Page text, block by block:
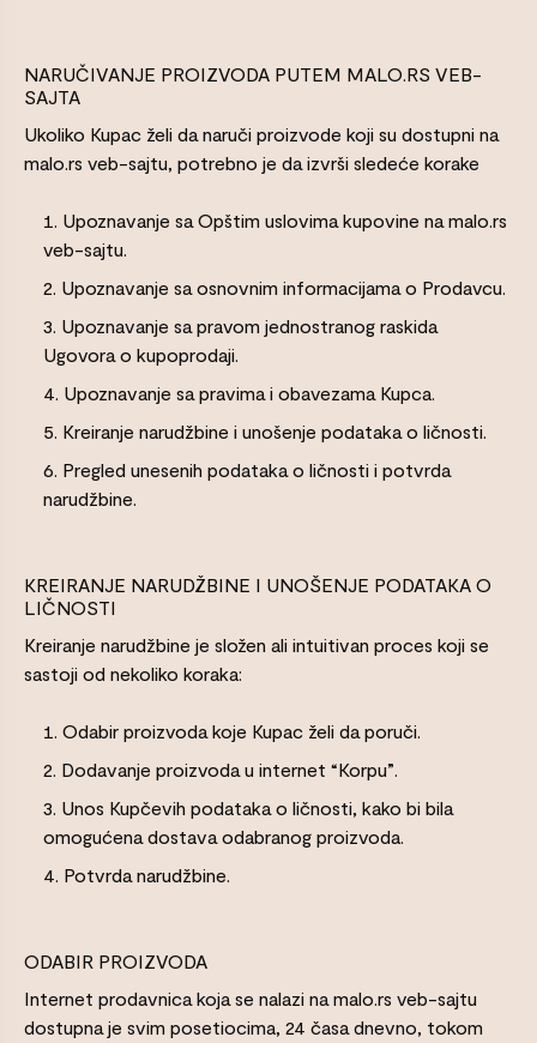
NARUČIVANJE PROIZVODA PUTEM MALO.RS VEB-
SAJTA
Ukoliko Kupac želi da naruči proizvode koji su dostupni na
malo.rs veb-sajtu, potrebno je da izvrši sledeće korake
Upoznavanje sa Opštim uslovima kupovine na malo.rs
veb-sajtu.
Upoznavanje sa osnovnim informacijama o Prodavcu.
Upoznavanje sa pravom jednostranog raskida
Ugovora o kupoprodaji.
Upoznavanje sa pravima i obavezama Kupca.
Kreiranje narudžbine i unošenje podataka o ličnosti.
Pregled unesenih podataka o ličnosti i potvrda
narudžbine.
KREIRANJE NARUDŽBINE I UNOŠENJE PODATAKA O
LIČNOSTI
Kreiranje narudžbine je složen ali intuitivan proces koji se
sastoji od nekoliko koraka:
Odabir proizvoda koje Kupac želi da poruči.
Dodavanje proizvoda u internet “Korpu”.
Unos Kupčevih podataka o ličnosti, kako bi bila
omogućena dostava odabranog proizvoda.
Potvrda narudžbine.
ODABIR PROIZVODA
Internet prodavnica koja se nalazi na malo.rs veb-sajtu
dostupna je svim posetiocima, 24 časa dnevno, tokom